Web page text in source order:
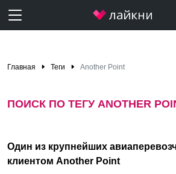
Главная Теги Another Point
ПОИСК ПО ТЕГУ ANOTHER
Один из крупнейших
клиентом Another Point